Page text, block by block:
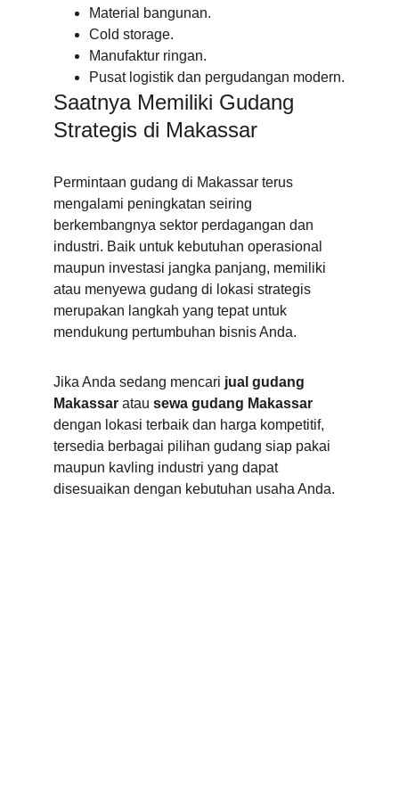
Material bangunan.
Cold storage.
Manufaktur ringan.
Pusat logistik dan pergudangan modern.
Saatnya Memiliki Gudang
Strategis di Makassar
Permintaan gudang di Makassar terus
mengalami peningkatan seiring
berkembangnya sektor perdagangan dan
industri. Baik untuk kebutuhan operasional
maupun investasi jangka panjang, memiliki
atau menyewa gudang di lokasi strategis
merupakan langkah yang tepat untuk
mendukung pertumbuhan bisnis Anda.
Jika Anda sedang mencari jual gudang
Makassar atau sewa gudang Makassar
dengan lokasi terbaik dan harga kompetitif,
tersedia berbagai pilihan gudang siap pakai
maupun kavling industri yang dapat
disesuaikan dengan kebutuhan usaha Anda.